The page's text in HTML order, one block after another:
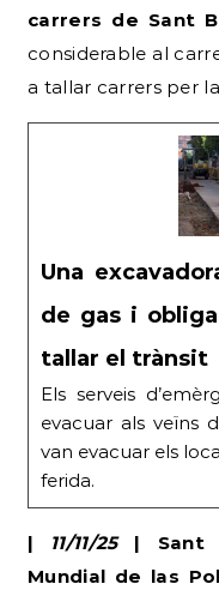
carrers de Sant
considerable al
a tallar carrers per
Una
de gas i
tallar el trànsit
Els serveis
evacuar als veïns
van evacuar els
ferida.
| 11/11/25| Sant
Mundial de las